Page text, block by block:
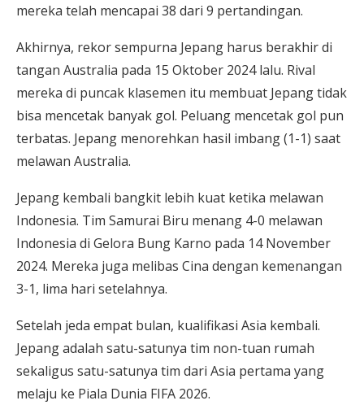
mereka telah mencapai 38 dari 9 pertandingan.
Akhirnya, rekor sempurna Jepang harus berakhir di
tangan Australia pada 15 Oktober 2024 lalu. Rival
mereka di puncak klasemen itu membuat Jepang tidak
bisa mencetak banyak gol. Peluang mencetak gol pun
terbatas. Jepang menorehkan hasil imbang (1-1) saat
melawan Australia.
Jepang kembali bangkit lebih kuat ketika melawan
Indonesia. Tim Samurai Biru menang 4-0 melawan
Indonesia di Gelora Bung Karno pada 14 November
2024. Mereka juga melibas Cina dengan kemenangan
3-1, lima hari setelahnya.
Setelah jeda empat bulan, kualifikasi Asia kembali.
Jepang adalah satu-satunya tim non-tuan rumah
sekaligus satu-satunya tim dari Asia pertama yang
melaju ke Piala Dunia FIFA 2026.